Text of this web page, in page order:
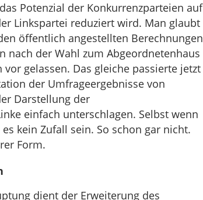
Potenzial der Konkurrenzparteien auf
Linkspartei reduziert wird. Man glaubt
öffentlich angestellten Berechnungen
der Wahl zum Abgeordnetenhaus
gelassen. Das gleiche passierte jetzt
der Umfrageergebnisse von
Darstellung der
einfach unterschlagen. Selbst wenn
kein Zufall sein. So schon gar nicht.
Form.
dient der Erweiterung des